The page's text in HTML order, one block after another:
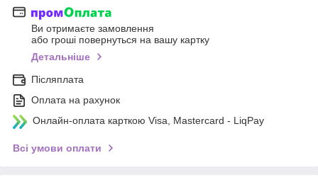
Ви отримаєте замовлення
або гроші повернуться на вашу картку
Детальніше
Післяплата
Оплата на рахунок
Онлайн-оплата карткою Visa, Mastercard - LiqPay
Всі умови оплати